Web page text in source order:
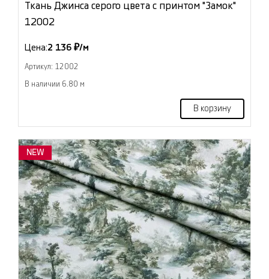
Ткань Джинса серого цвета с принтом "Замок"
12002
Цена:2 136 ₽/м
Артикул: 12002
В наличии 6.80 м
В корзину
NEW